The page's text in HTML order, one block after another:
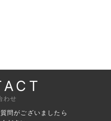
わせ
問がございましたら